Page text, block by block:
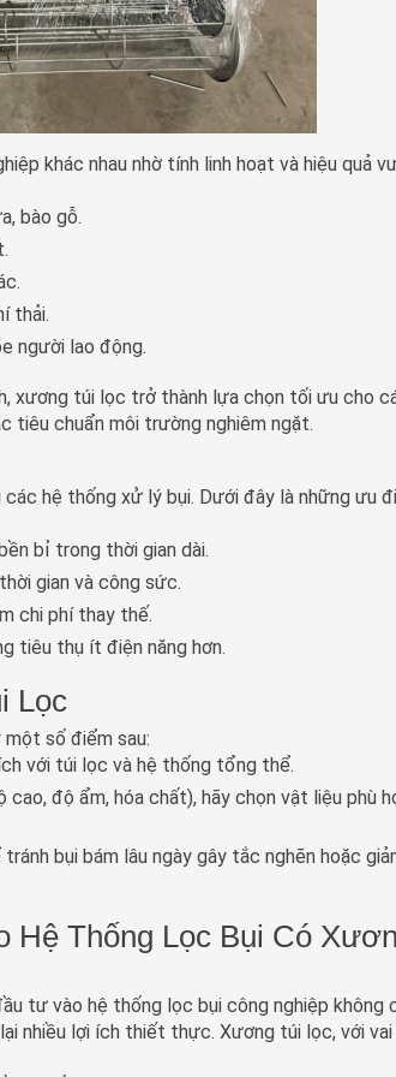
khác nhau nhờ tính linh hoạt và hiệu quả
bào gỗ.
thải.
người lao động.
xương túi lọc trở thành lựa chọn tối ưu cho
tiêu chuẩn môi trường nghiêm ngặt.
hệ thống xử lý bụi. Dưới đây là những ưu
bỉ trong thời gian dài.
gian và công sức.
chi phí thay thế.
tiêu thụ ít điện năng hơn.
Lọc
số điểm sau:
với túi lọc và hệ thống tổng thể.
độ ẩm, hóa chất), hãy chọn vật liệu phù
bụi bám lâu ngày gây tắc nghẽn hoặc
Hệ Thống Lọc Bụi Có
tư vào hệ thống lọc bụi công nghiệp không
nhiều lợi ích thiết thực. Xương túi lọc, với